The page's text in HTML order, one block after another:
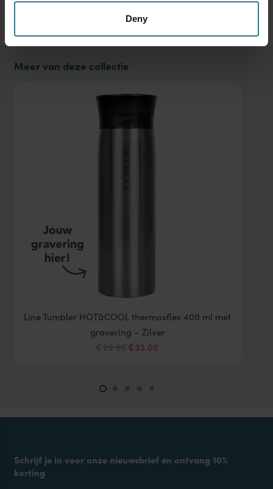
Deny
Meer van deze collectie
Line Tumbler HOT&COOL thermosfles 400 ml met
gravering – Zilver
€29.95Oorspronkelijke
€ 23.00
Schrijf je in voor onze nieuwsbrief en ontvang 10%
korting